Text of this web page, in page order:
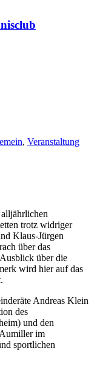
, Veranstaltung
trotz widriger
Klaus-Jürgen
über das
über die
wird hier auf das
äte Andreas Klein
des
) und den
Aumiller im
sportlichen